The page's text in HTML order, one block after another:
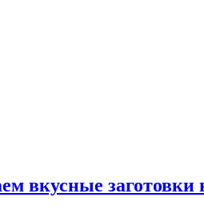
вкусные заготовки